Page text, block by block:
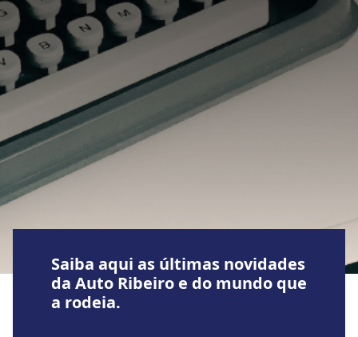
Saiba aqui as últimas novidades
da Auto Ribeiro e do mundo que
a rodeia.